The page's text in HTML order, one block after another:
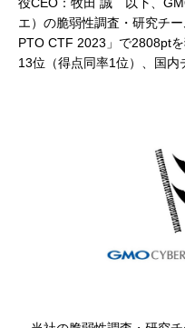
役CEO：牧田 誠 以下、
エ）の脆弱性調査・研究チ
PTO CTF 2023」で2808pt
13位（得点同率1位）、国内